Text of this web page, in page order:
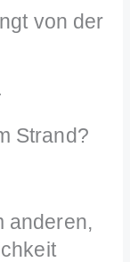
von der
Strand?
anderen,